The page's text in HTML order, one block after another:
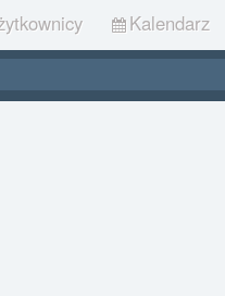
Kalendarz